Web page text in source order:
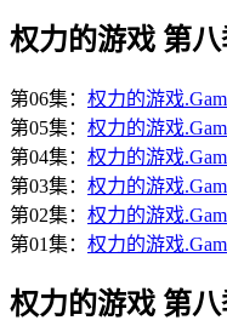
权力的游戏 第八
第06集： 权力的游戏
第05集： 权力的游戏
第04集： 权力的游戏
第03集： 权力的游戏
第02集： 权力的游戏
第01集： 权力的游戏
权力的游戏 第八